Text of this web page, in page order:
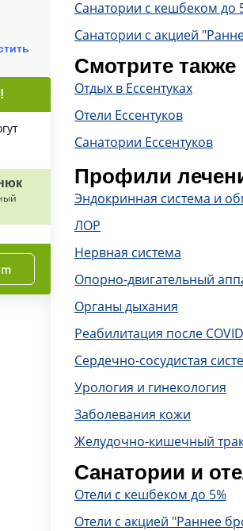
Санатории с кешбеком до
Санатории с акцией
Смотрите также
Отдых в Ессентуках
Отели Ессентуков
Санатории Ессентуков
Профили
Эндокринная система и
ЛОР
Нервная система
Опорно-двигательный
Органы дыхания
Реабилитация после
Сердечно-сосудистая
Урология и гинекология
Заболевания кожи
Желудочно-кишечный
Санатории и
Отели с кешбеком до 5%
Отели с акцией "Раннее